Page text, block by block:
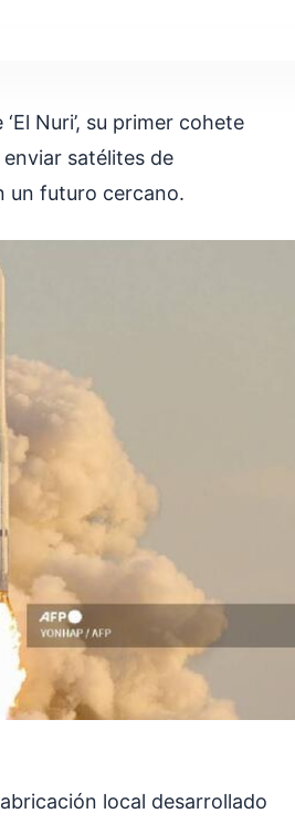
Nuri’, su primer cohete
satélites de
un futuro cercano.
local desarrollado